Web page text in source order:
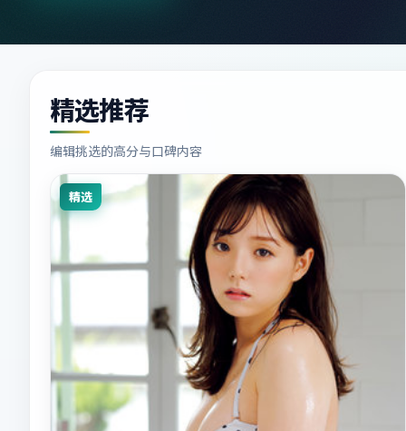
精选推荐
编辑挑选的高分与口碑内容
精选